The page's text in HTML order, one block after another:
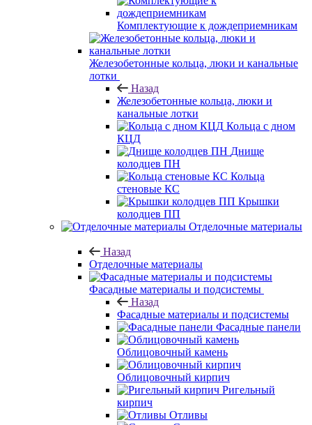
Комплектующие к дождеприемникам
Железобетонные кольца, люки и канальные
лотки
Назад
Железобетонные кольца, люки и
канальные лотки
Кольца с дном
КЦД
Днище
колодцев ПН
Кольца
стеновые КС
Крышки
колодцев ПП
Отделочные материалы
Назад
Отделочные материалы
Фасадные материалы и подсистемы
Назад
Фасадные материалы и подсистемы
Фасадные панели
Облицовочный камень
Облицовочный кирпич
Ригельный
кирпич
Отливы